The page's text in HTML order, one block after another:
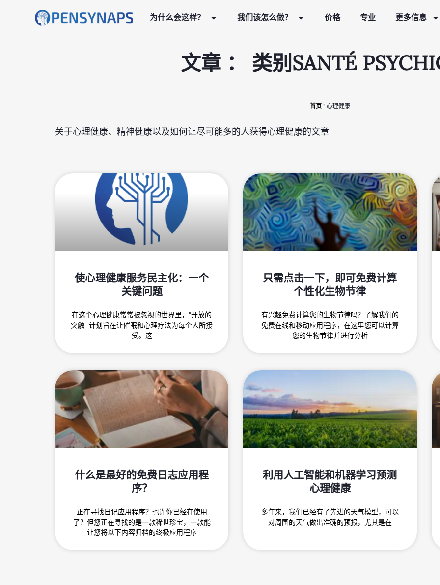
为什么会这样？ 我们该怎么做？ 价格 专业 更多信息
文章 ： 类别SANTÉ
首页 "心理健康
关于心理健康、精神健康以及如何让尽可能多的人获得心理健康的文章
使心理健康服务民主化：一个
关键问题
在这个心理健康常常被忽视的世界里，"开放的
突触 "计划旨在让催眠和心理疗法为每个人所接
受。这
只需点击一下，即可免费计算
个性化生物节律
有兴趣免费计算您的生物节律吗？了解我们的
免费在线和移动应用程序，在这里您可以计算
您的生物节律并进行分析
什么是最好的免费日志应用程
序？
正在寻找日记应用程序？也许你已经在使用
了？但您正在寻找的是一款稀世珍宝，一款能
让您将以下内容归档的终极应用程序
利用人工智能和机器学习预测
心理健康
多年来，我们已经有了先进的天气模型，可以
对周围的天气做出准确的预报，尤其是在